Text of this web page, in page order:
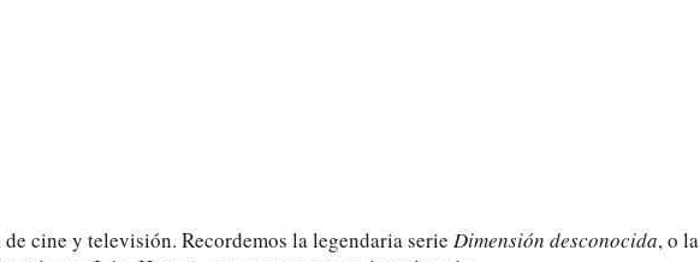
cine y televisión. Recordemos la legendaria serie Dimensión desconocida, o la